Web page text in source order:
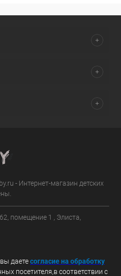
- Интернет-магазин детских
помещение 1 , Элиста,
вы даетесогласие на обработку
посетителя,в соответствии с